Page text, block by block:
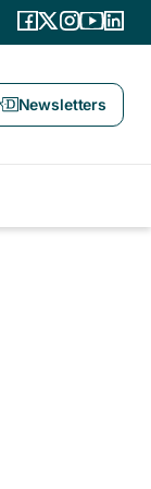
Newsletters